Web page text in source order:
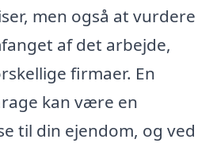
men også at vurdere
af det arbejde,
firmaer. En
kan være en
til din ejendom, og ved